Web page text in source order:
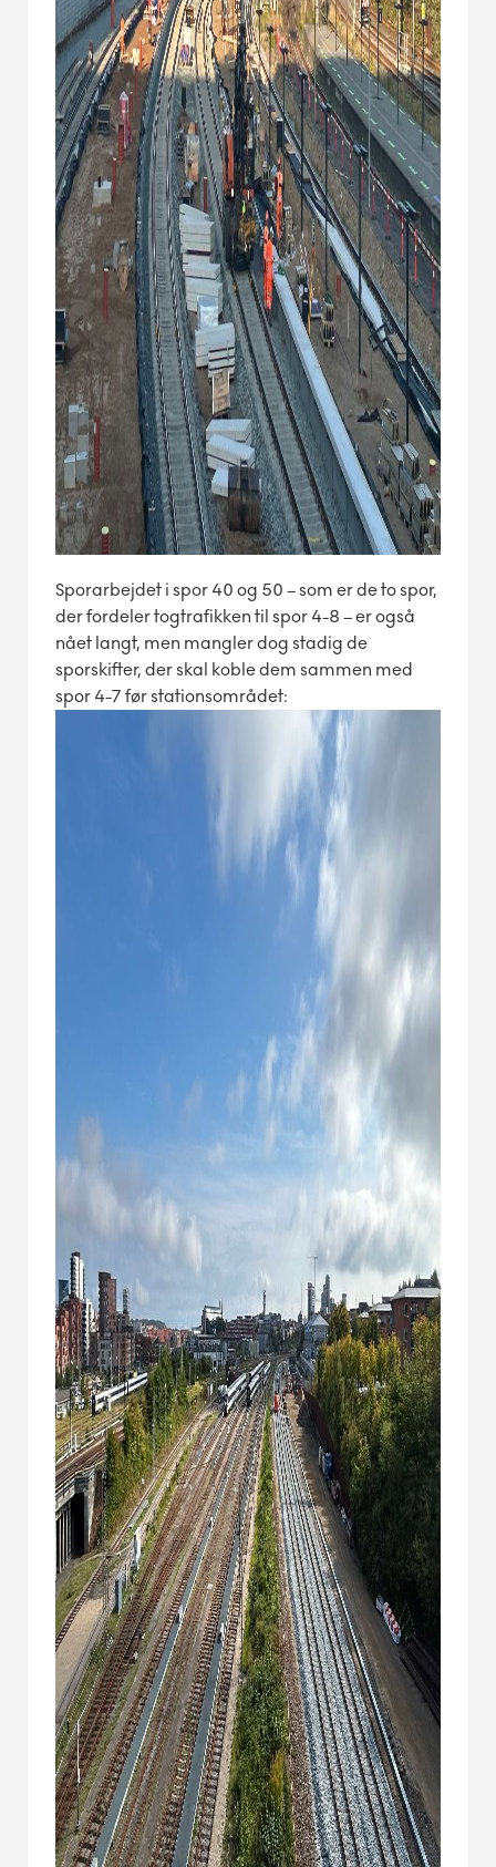
Sporarbejdet i spor 40 og 50 – som er de to spor,
der fordeler togtrafikken til spor 4-8 – er også
nået langt, men mangler dog stadig de
sporskifter, der skal koble dem sammen med
spor 4-7 før stationsområdet: